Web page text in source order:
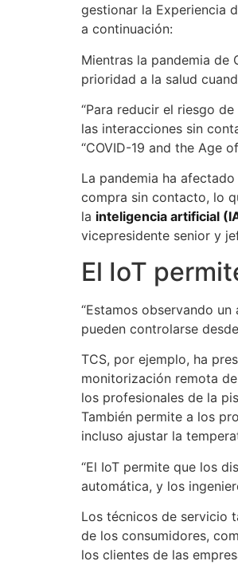
gestionar la Experiencia
a continuación:
Mientras la pandemia de
prioridad a la salud
“Para reducir el riesgo
las interacciones sin
“COVID-19 and the Age
La pandemia ha
compra sin contacto, lo
la inteligencia artificial
vicepresidente senior y
El IoT
“Estamos observando
pueden controlarse
TCS, por ejemplo, ha
monitorización remota
los profesionales de la
También permite a los
incluso ajustar la
“El IoT permite que los
automática, y los
Los técnicos de servicio
de los consumidores,
los clientes de las